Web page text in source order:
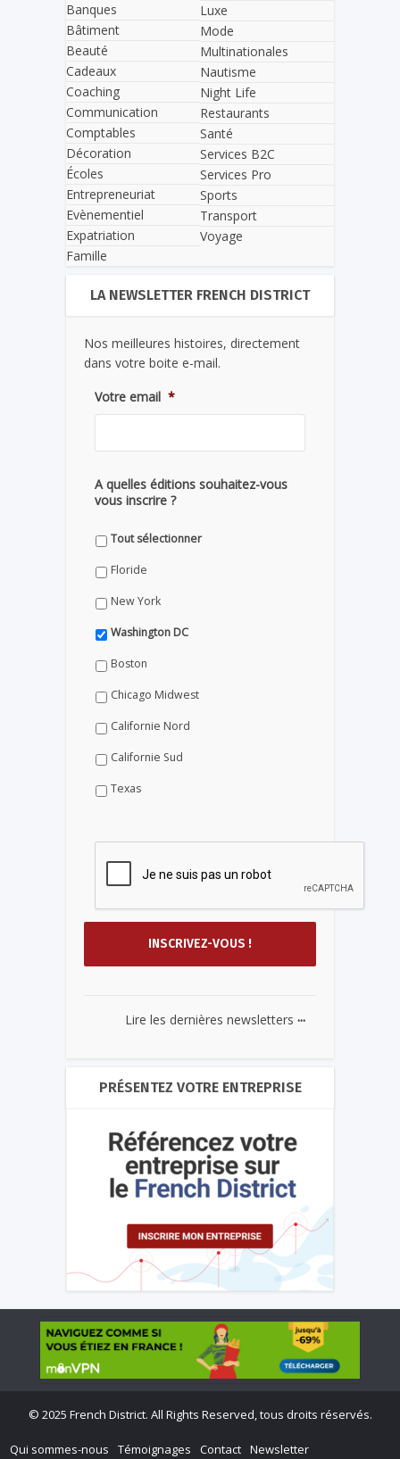
Banques
Bâtiment
Beauté
Cadeaux
Coaching
Communication
Comptables
Décoration
Écoles
Entrepreneuriat
Evènementiel
Expatriation
Famille
Luxe
Mode
Multinationales
Nautisme
Night Life
Restaurants
Santé
Services B2C
Services Pro
Sports
Transport
Voyage
LA NEWSLETTER FRENCH DISTRICT
Nos meilleures histoires, directement
dans votre boite e-mail.
Votre email *
A quelles éditions souhaitez-vous
vous inscrire ?
Tout sélectionner
Floride
New York
Washington DC
Boston
Chicago Midwest
Californie Nord
Californie Sud
Texas
Lire les dernières newsletters ...
PRÉSENTEZ VOTRE ENTREPRISE
© 2025 French District. All Rights Reserved, tous droits réservés.
Qui sommes-nous Témoignages Contact Newsletter